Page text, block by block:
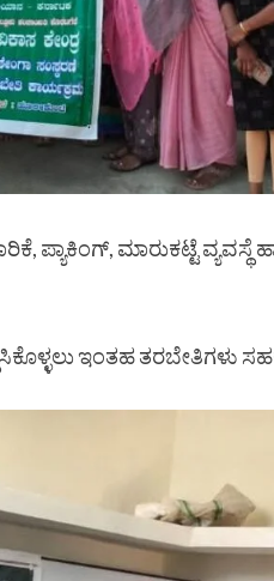
ಪ್ಯಾಕಿಂಗ್‌, ಮಾರುಕಟ್ಟೆ
ಇಂತಹ